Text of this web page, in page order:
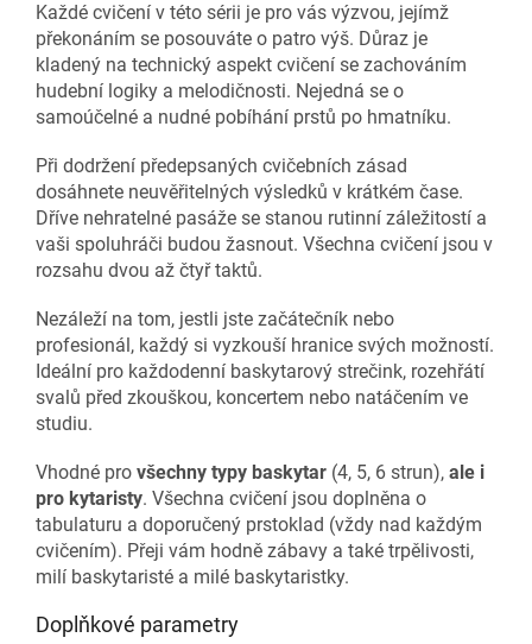
Každé cvičení v této sérii je pro vás výzvou, jejímž
překonáním se posouváte o patro výš. Důraz je
kladený na technický aspekt cvičení se zachováním
hudební logiky a melodičnosti. Nejedná se o
samoúčelné a nudné pobíhání prstů po hmatníku.
Při dodržení předepsaných cvičebních zásad
dosáhnete neuvěřitelných výsledků v krátkém čase.
Dříve nehratelné pasáže se stanou rutinní záležitostí a
vaši spoluhráči budou žasnout. Všechna cvičení jsou v
rozsahu dvou až čtyř taktů.
Nezáleží na tom, jestli jste začátečník nebo
profesionál, každý si vyzkouší hranice svých možností.
Ideální pro každodenní baskytarový strečink, rozehřátí
svalů před zkouškou, koncertem nebo natáčením ve
studiu.
Vhodné pro všechny typy baskytar (4, 5, 6 strun), ale i
pro kytaristy. Všechna cvičení jsou doplněna o
tabulaturu a doporučený prstoklad (vždy nad každým
cvičením). Přeji vám hodně zábavy a také trpělivosti,
milí baskytaristé a milé baskytaristky.
Doplňkové parametry